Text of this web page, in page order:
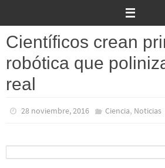
contenido
Científicos crean
robótica que
real
28 noviembre, 2016 Ciencia, Noticias